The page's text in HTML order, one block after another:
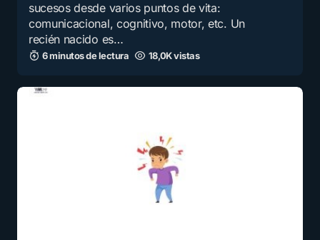
sucesos desde varios puntos de vita:
comunicacional, cognitivo, motor, etc. Un
recién nacido es…
6 minutos de lectura 18,0K vistas